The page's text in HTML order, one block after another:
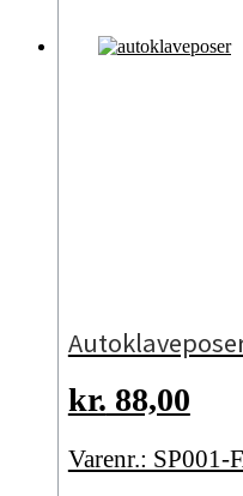
kr. 88,00
Varenr.: SP001-